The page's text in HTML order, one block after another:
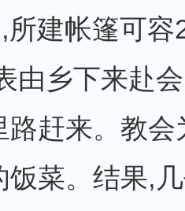
,所建帐篷可
由乡下来赴
路赶来。教会
饭菜。结果,